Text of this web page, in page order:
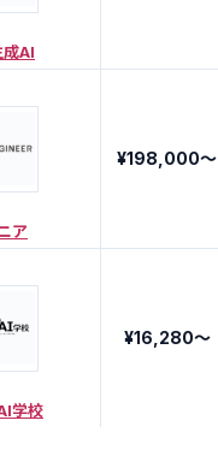
成AI
ア
¥198,000〜
学校
¥16,280〜